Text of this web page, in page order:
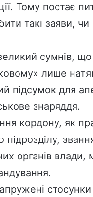
Тому постає
такі заяви, чи
сумнів, що
лише
підсумок для
знаряддя.
кордону, як
органів влади,